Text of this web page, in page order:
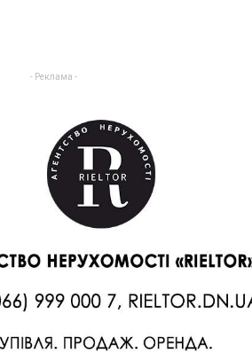
- Реклама -